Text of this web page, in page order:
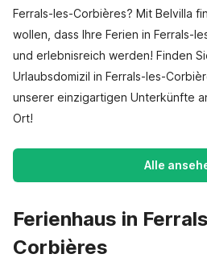
Ferrals-les-Corbières? Mit Belvilla
wollen, dass Ihre Ferien in Ferrals-
und erlebnisreich werden! Finden
Urlaubsdomizil in Ferrals-les-
unserer einzigartigen Unterkünfte
Ort!
Alle
Ferienhaus in
Corbières